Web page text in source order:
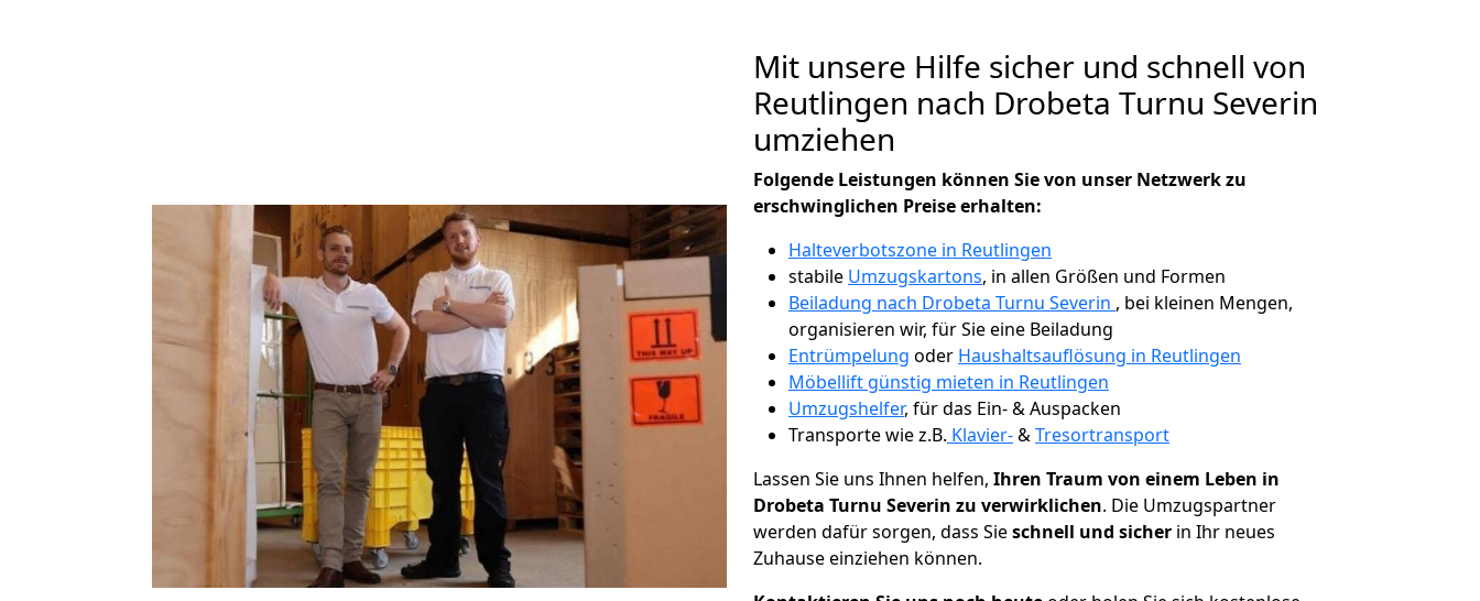
Mit unsere Hilfe sicher und schnell von
Reutlingen nach Drobeta Turnu Severin
umziehen
Folgende Leistungen können Sie von unser Netzwerk zu
erschwinglichen Preise erhalten:
Halteverbotszone in Reutlingen
stabile Umzugskartons, in allen Größen und Formen
Beiladung nach Drobeta Turnu Severin , bei kleinen Mengen,
organisieren wir, für Sie eine Beiladung
Entrümpelung oder Haushaltsauflösung in Reutlingen
Möbellift günstig mieten in Reutlingen
Umzugshelfer, für das Ein- & Auspacken
Transporte wie z.B. Klavier-&Tresortransport
Lassen Sie uns Ihnen helfen, Ihren Traum von einem Leben in
Drobeta Turnu Severin zu verwirklichen. Die Umzugspartner
werden dafür sorgen, dass Sieschnell und sicher in Ihr neues
Zuhause einziehen können.